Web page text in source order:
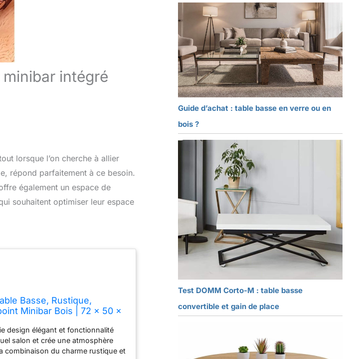
intégré
lorsque l’on cherche à allier
répond parfaitement à ce besoin.
également un espace de
souhaitent optimiser leur espace
Basse, Rustique,
Minibar Bois | 72 x 50 x
design élégant et fonctionnalité
salon et crée une atmosphère
combinaison du charme rustique et
Guide d’achat : table basse en verre ou en
bois ?
Test DOMM Corto-M : table basse
convertible et gain de place